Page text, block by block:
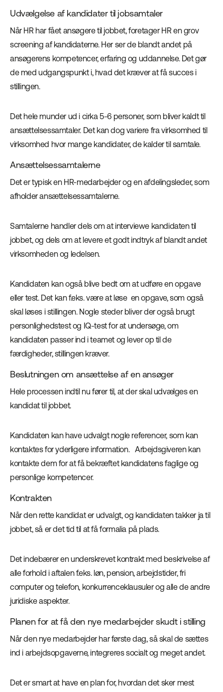
Udvælgelse af kandidater til jobsamtaler
Når HR har fået ansøgere til jobbet, foretager HR en grov
screening af kandidaterne. Her ser de blandt andet på
ansøgerens kompetencer, erfaring og uddannelse. Det gør
de med udgangspunkt i, hvad det kræver at få succes i
stillingen.
Det hele munder ud i cirka 5-6 personer, som bliver kaldt til
ansættelsessamtaler. Det kan dog variere fra virksomhed til
virksomhed hvor mange kandidater, de kalder til samtale.
Ansættelsessamtalerne
Det er typisk en HR-medarbejder og en afdelingsleder, som
afholder ansættelsessamtalerne.
Samtalerne handler dels om at interviewe kandidaten til
jobbet, og dels om at levere et godt indtryk af blandt andet
virksomheden og ledelsen.
Kandidaten kan også blive bedt om at udføre en opgave
eller test. Det kan f.eks. være at løse en opgave, som også
skal løses i stillingen. Nogle steder bliver der også brugt
personlighedstest og IQ-test for at undersøge, om
kandidaten passer ind i teamet og lever op til de
færdigheder, stillingen kræver.
Beslutningen om ansættelse af en ansøger
Hele processen indtil nu fører til, at der skal udvælges en
kandidat til jobbet.
Kandidaten kan have udvalgt nogle referencer, som kan
kontaktes for yderligere information. Arbejdsgiveren kan
kontakte dem for at få bekræftet kandidatens faglige og
personlige kompetencer.
Kontrakten
Når den rette kandidat er udvalgt, og kandidaten takker ja til
jobbet, så er det tid til at få formalia på plads.
Det indebærer en underskrevet kontrakt med beskrivelse af
alle forhold i aftalen f.eks. løn, pension, arbejdstider, fri
computer og telefon, konkurrenceklausuler og alle de andre
juridiske aspekter.
Planen for at få den nye medarbejder skudt i stilling
Når den nye medarbejder har første dag, så skal de sættes
ind i arbejdsopgaverne, integreres socialt og meget andet.
Det er smart at have en plan for, hvordan det sker mest